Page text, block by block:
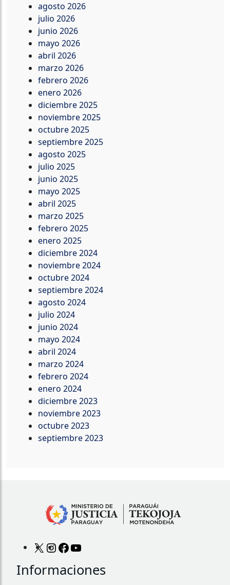
agosto 2026
julio 2026
junio 2026
mayo 2026
abril 2026
marzo 2026
febrero 2026
enero 2026
diciembre 2025
noviembre 2025
octubre 2025
septiembre 2025
agosto 2025
julio 2025
junio 2025
mayo 2025
abril 2025
marzo 2025
febrero 2025
enero 2025
diciembre 2024
noviembre 2024
octubre 2024
septiembre 2024
agosto 2024
julio 2024
junio 2024
mayo 2024
abril 2024
marzo 2024
febrero 2024
enero 2024
diciembre 2023
noviembre 2023
octubre 2023
septiembre 2023
Informaciones